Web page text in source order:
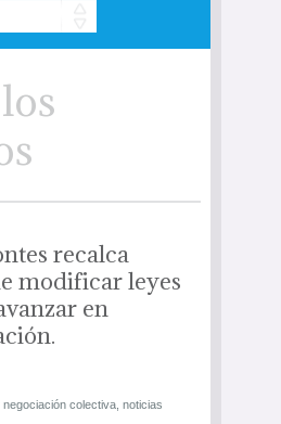
recalca
modificar leyes
en
colectiva noticias